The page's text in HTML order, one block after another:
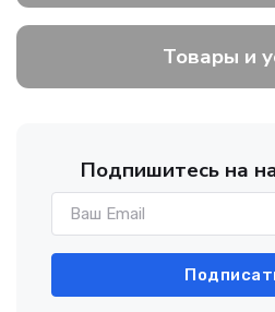
Товары и
Подпишитесь на